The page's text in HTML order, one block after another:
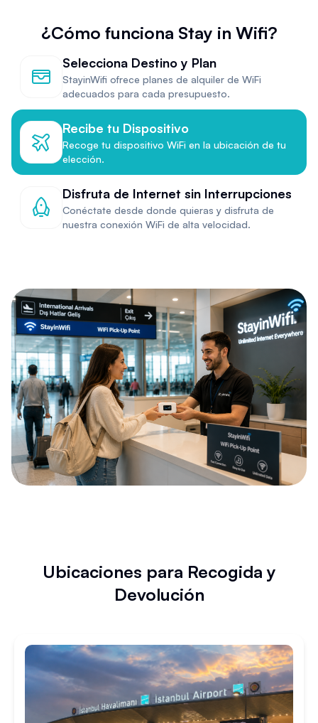
¿Cómo funciona Stay in Wifi?
Selecciona Destino y Plan
StayinWifi ofrece planes de alquiler de WiFi
adecuados para cada presupuesto.
Recibe tu Dispositivo
Recoge tu dispositivo WiFi en la ubicación de tu
elección.
Disfruta de Internet sin Interrupciones
Conéctate desde donde quieras y disfruta de
nuestra conexión WiFi de alta velocidad.
Ubicaciones para Recogida y
Devolución